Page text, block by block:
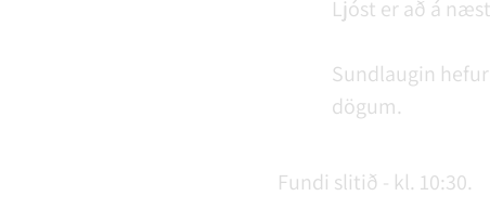
Ljóst er að á
Sundlaugin
dögum.
Fundi slitið - kl. 10:30.